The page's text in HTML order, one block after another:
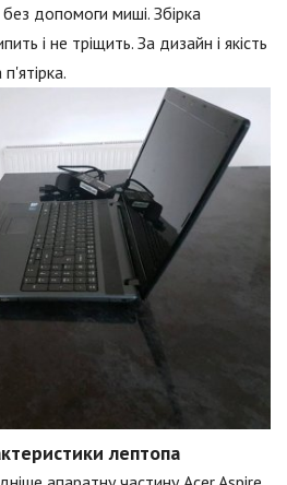
допомоги миші. Збірка
і не тріщить. За дизайн і якість
лептопа